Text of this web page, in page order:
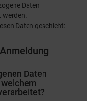
Daten
werden.
Daten geschieht:
Daten